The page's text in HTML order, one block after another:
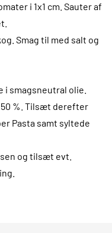
i 1x1 cm. Sauter af
Smag til med salt og
i smagsneutral olie.
%. Tilsæt derefter
Pasta samt syltede
og tilsæt evt.